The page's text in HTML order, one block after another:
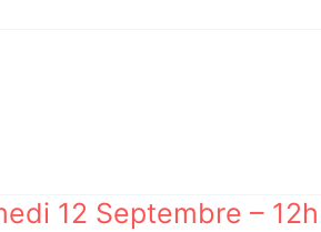
12 Septembre –